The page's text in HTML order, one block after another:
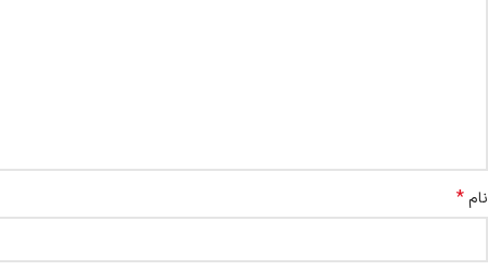
نام*